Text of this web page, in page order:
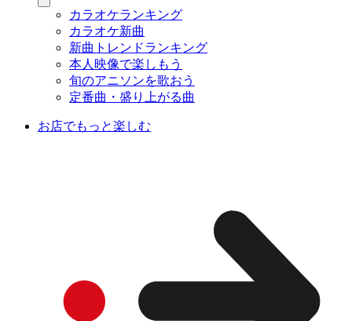
カラオケランキング
カラオケ新曲
新曲トレンドランキング
本人映像で楽しもう
旬のアニソンを歌おう
定番曲・盛り上がる曲
お店でもっと楽しむ